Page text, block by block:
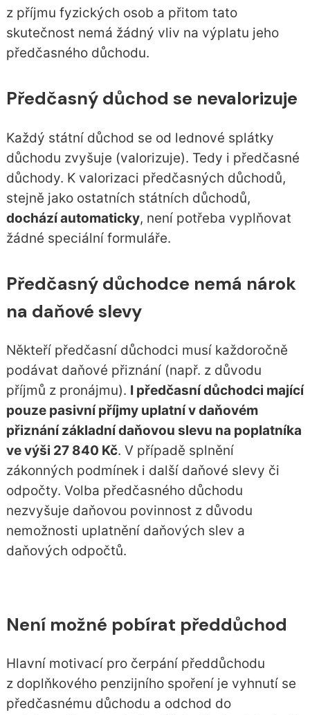
z příjmu fyzických osob a přitom tato
skutečnost nemá žádný vliv na výplatu jeho
předčasného důchodu.
Předčasný důchod se nevalorizuje
Každý státní důchod se od lednové splátky
důchodu zvyšuje (valorizuje). Tedy i předčasné
důchody. K valorizaci předčasných důchodů,
stejně jako ostatních státních důchodů,
dochází automaticky, není potřeba vyplňovat
žádné speciální formuláře.
Předčasný důchodce nemá nárok
na daňové slevy
Někteří předčasní důchodci musí každoročně
podávat daňové přiznání (např. z důvodu
příjmů z pronájmu). I předčasní důchodci mající
pouze pasivní příjmy uplatní v daňovém
přiznání základní daňovou slevu na poplatníka
ve výši 27 840 Kč. V případě splnění
zákonných podmínek i další daňové slevy či
odpočty. Volba předčasného důchodu
nezvyšuje daňovou povinnost z důvodu
nemožnosti uplatnění daňových slev a
daňových odpočtů.
Není možné pobírat předdůchod
Hlavní motivací pro čerpání předdůchodu
z doplňkového penzijního spoření je vyhnutí se
předčasnému důchodu a odchod do